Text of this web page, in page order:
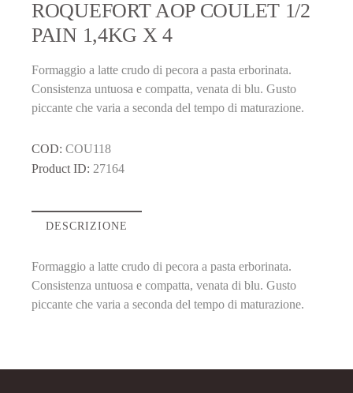
ROQUEFORT AOP COULET 1/2
PAIN 1,4KG X 4
Formaggio a latte crudo di pecora a pasta erborinata.
Consistenza untuosa e compatta, venata di blu. Gusto
piccante che varia a seconda del tempo di maturazione.
COD: COU118
Product ID: 27164
DESCRIZIONE
Formaggio a latte crudo di pecora a pasta erborinata.
Consistenza untuosa e compatta, venata di blu. Gusto
piccante che varia a seconda del tempo di maturazione.